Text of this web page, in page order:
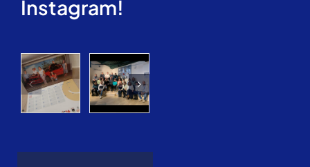
Instagram!